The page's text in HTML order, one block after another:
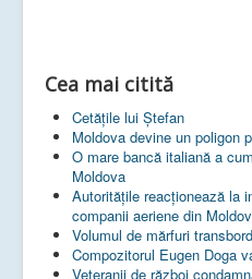
Cea mai citită
Cetățile lui Ștefan
Moldova devine un poligon
O mare bancă italiană a
Moldova
Autoritățile reacționează la
companii aeriene din
Volumul de mărfuri
Compozitorul Eugen Doga
Veteranii de război